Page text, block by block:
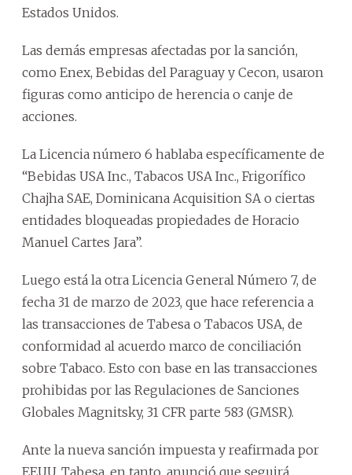
Estados Unidos.
Las demás empresas afectadas por la sanción,
como Enex, Bebidas del Paraguay y Cecon, usaron
figuras como anticipo de herencia o canje de
acciones.
La Licencia número 6 hablaba específicamente de
“Bebidas USA Inc., Tabacos USA Inc., Frigorífico
Chajha SAE, Dominicana Acquisition SA o ciertas
entidades bloqueadas propiedades de Horacio
Manuel Cartes Jara”.
Luego está la otra Licencia General Número 7, de
fecha 31 de marzo de 2023, que hace referencia a
las transacciones de Tabesa o Tabacos USA, de
conformidad al acuerdo marco de conciliación
sobre Tabaco. Esto con base en las transacciones
prohibidas por las Regulaciones de Sanciones
Globales Magnitsky, 31 CFR parte 583 (GMSR).
Ante la nueva sanción impuesta y reafirmada por
EEUU, Tabesa, en tanto, anunció que seguirá